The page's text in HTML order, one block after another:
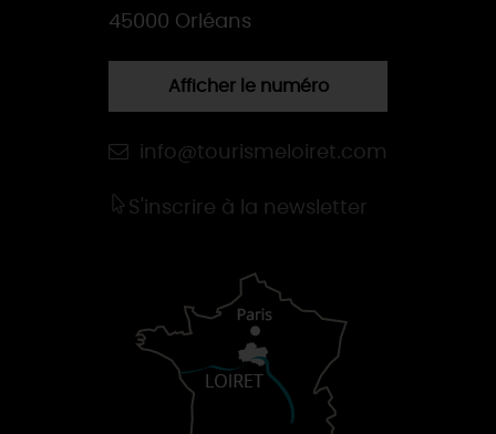
45000 Orléans
Afficher le numéro
info@tourismeloiret.com
S'inscrire à la newsletter